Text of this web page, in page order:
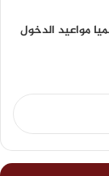
مواعيد الدخول